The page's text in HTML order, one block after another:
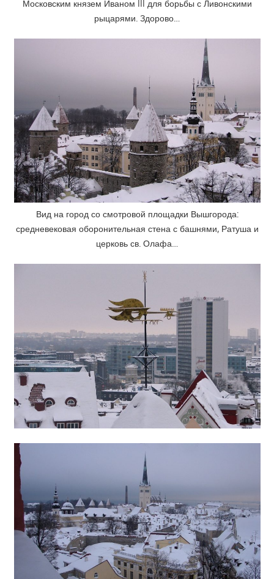
Московским князем Иваном III для борьбы с Ливонскими
рыцарями. Здорово…
Вид на город со смотровой площадки Вышгорода:
средневековая оборонительная стена с башнями, Ратуша и
церковь св. Олафа…